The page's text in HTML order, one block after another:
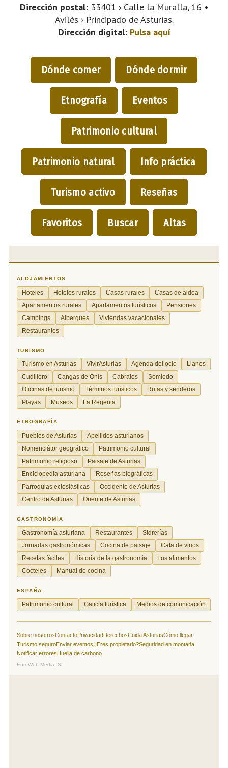
Dirección postal:33401 › Calle la Muralla, 16 •
Avilés › Principado de Asturias.
Dirección digital: Pulsa aquí
Dónde comer Dónde dormir
Etnografía Eventos
Patrimonio cultural
Patrimonio natural Info práctica
Turismo activo Reseñas
Favoritos Buscar Altas